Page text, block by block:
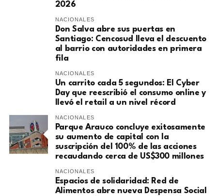
2026
NACIONALES
Don Salva abre sus puertas en
Santiago: Cencosud lleva el descuento
al barrio con autoridades en primera
fila
NACIONALES
Un carrito cada 5 segundos: El Cyber
Day que reescribió el consumo online y
llevó el retail a un nivel récord
NACIONALES
Parque Arauco concluye exitosamente
su aumento de capital con la
suscripción del 100% de las acciones
recaudando cerca de US$300 millones
NACIONALES
Espacios de solidaridad: Red de
Alimentos abre nueva Despensa Social